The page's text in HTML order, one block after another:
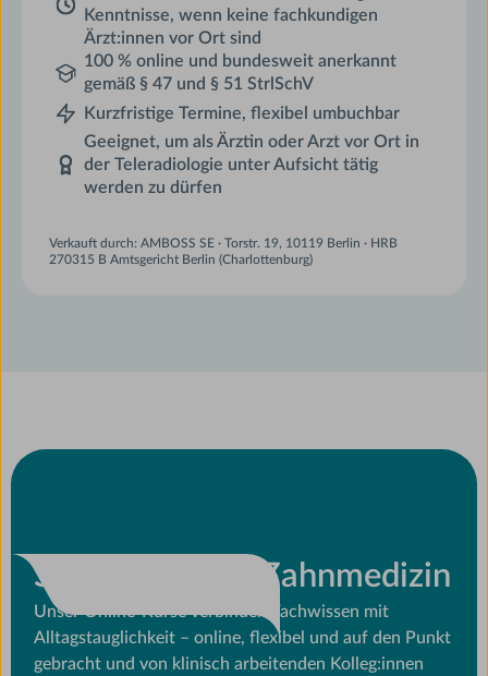
Kenntnisse, wenn keine fachkundigen
Ärzt:innen vor Ort sind
100 % online und bundesweit anerkannt
gemäß § 47 und § 51 StrlSchV
Kurzfristige Termine, flexibel umbuchbar
Geeignet, um als Ärztin oder Arzt vor Ort in
der Teleradiologie unter Aufsicht tätig
werden zu dürfen
Verkauft durch: AMBOSS SE · Torstr. 19, 10119 Berlin · HRB
270315 B Amtsgericht Berlin (Charlottenburg)
Strahlenschutz Zahnmedizin
Unser Online-Kurse verbinden Fachwissen mit
Alltagstauglichkeit – online, flexibel und auf den Punkt
gebracht und von klinisch arbeitenden Kolleg:innen